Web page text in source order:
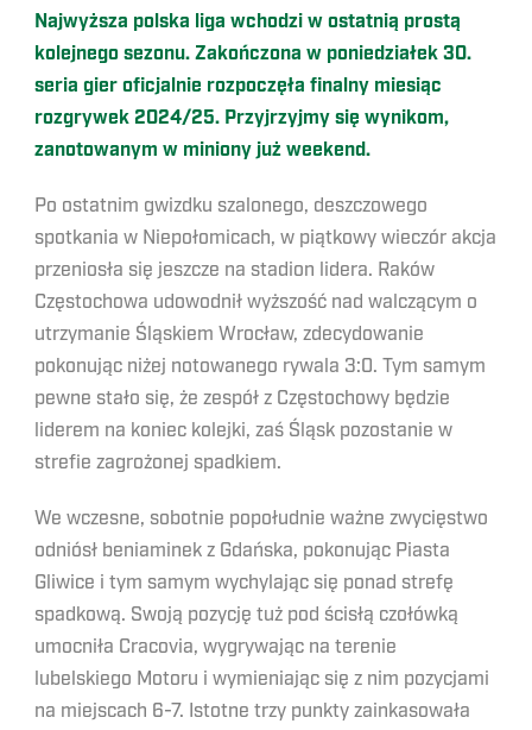
Najwyższa polska liga wchodzi w ostatnią prostą
kolejnego sezonu. Zakończona w poniedziałek 30.
seria gier oficjalnie rozpoczęła finalny miesiąc
rozgrywek 2024/25. Przyjrzyjmy się wynikom,
zanotowanym w miniony już weekend.
Po ostatnim gwizdku szalonego, deszczowego
spotkania w Niepołomicach, w piątkowy wieczór akcja
przeniosła się jeszcze na stadion lidera. Raków
Częstochowa udowodnił wyższość nad walczącym o
utrzymanie Śląskiem Wrocław, zdecydowanie
pokonując niżej notowanego rywala 3:0. Tym samym
pewne stało się, że zespół z Częstochowy będzie
liderem na koniec kolejki, zaś Śląsk pozostanie w
strefie zagrożonej spadkiem.
We wczesne, sobotnie popołudnie ważne zwycięstwo
odniósł beniaminek z Gdańska, pokonując Piasta
Gliwice i tym samym wychylając się ponad strefę
spadkową. Swoją pozycję tuż pod ścisłą czołówką
umocniła Cracovia, wygrywając na terenie
lubelskiego Motoru i wymieniając się z nim pozycjami
na miejscach 6-7. Istotne trzy punkty zainkasowała